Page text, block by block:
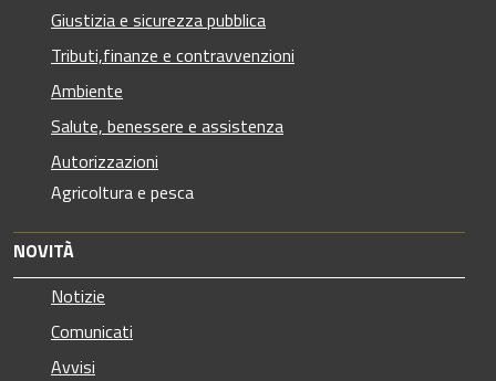
Giustizia e sicurezza pubblica
Tributi,finanze e contravvenzioni
Ambiente
Salute, benessere e assistenza
Autorizzazioni
Agricoltura e pesca
NOVITÀ
Notizie
Comunicati
Avvisi